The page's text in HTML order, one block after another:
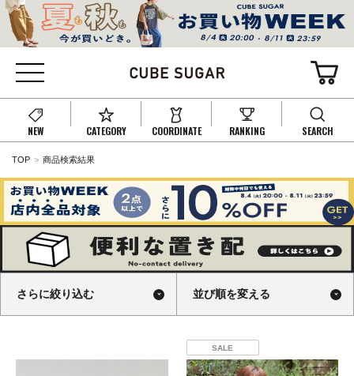
NEW CATEGORY COORDINATE RANKING SEARCH
TOP 商品検索結果
さらに絞り込む 並び順を変える
SALE